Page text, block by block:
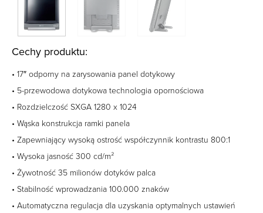
Cechy produktu:
• 17″ odporny na zarysowania panel dotykowy
• 5-przewodowa dotykowa technologia opornościowa
• Rozdzielczość SXGA 1280 x 1024
• Wąska konstrukcja ramki panela
• Zapewniający wysoką ostrość współczynnik kontrastu 800:1
• Wysoka jasność 300 cd/m²
• Żywotność 35 milionów dotyków palca
• Stabilność wprowadzania 100.000 znaków
• Automatyczna regulacja dla uzyskania optymalnych ustawień